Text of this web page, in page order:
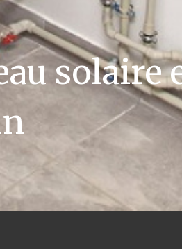
solaire